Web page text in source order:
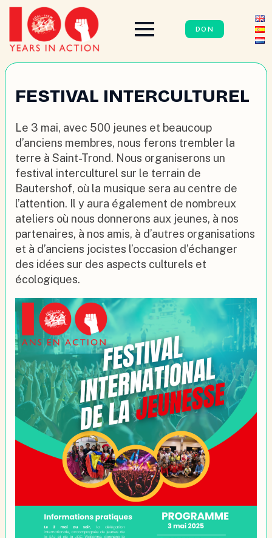
DON
FESTIVAL INTERCULTUREL
Le 3 mai, avec 500 jeunes et beaucoup
d’anciens membres, nous ferons trembler la
terre à Saint-Trond. Nous organiserons un
festival interculturel sur le terrain de
Bautershof, où la musique sera au centre de
l’attention. Il y aura également de nombreux
ateliers où nous donnerons aux jeunes, à nos
partenaires, à nos amis, à d’autres organisations
et à d’anciens jocistes l’occasion d’échanger
des idées sur des aspects culturels et
écologiques.